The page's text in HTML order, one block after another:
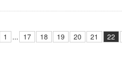
1 ... 17 18 19 20 21 22